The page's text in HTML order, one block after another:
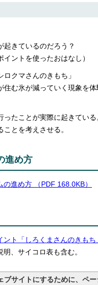
起きているのだろう？
イントを使ったおはなし）
ロクマさんのきもち」
住む氷が減っていく現象を体
ったことが実際に起きてい
ことを考えさせる。
進め方
の進め方 （PDF 168.0KB）
ント「しろくまさんのきもち
明、サイコロ表も含む。
ブサイトにするために、ペ